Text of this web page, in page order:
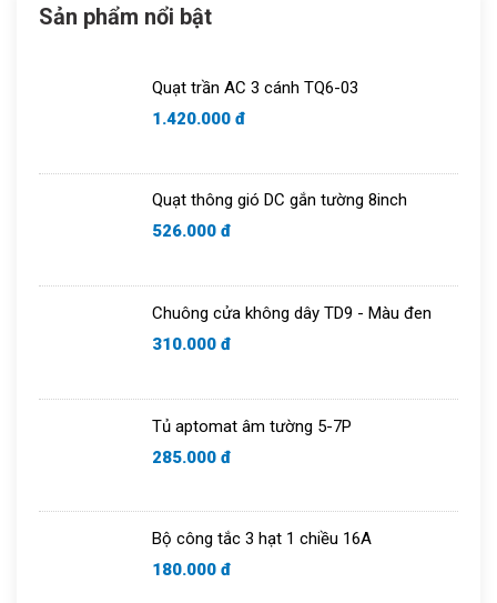
Quạt thông gió
Bóng bulb
Sản phẩm nổi bật
Quạt trần AC 3 cánh TQ6-03
1.420.000 đ
Quạt thông gió DC gắn tường 8inch
526.000 đ
Chuông cửa không dây TD9 - Màu đen
310.000 đ
Tủ aptomat âm tường 5-7P
285.000 đ
Bộ công tắc 3 hạt 1 chiều 16A
180.000 đ